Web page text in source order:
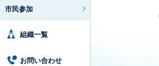
市民参加
組織一覧
お問い合わせ